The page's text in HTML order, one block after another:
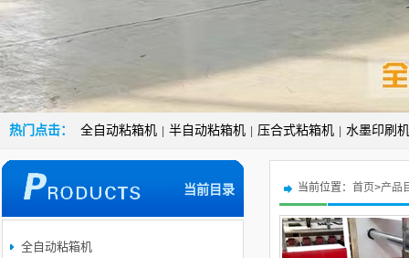
热门点击： 全自动粘箱机 半自动粘箱机 压合式粘箱机 水墨印刷机
当前位置： 首页>产品
当前目录
全自动粘箱机